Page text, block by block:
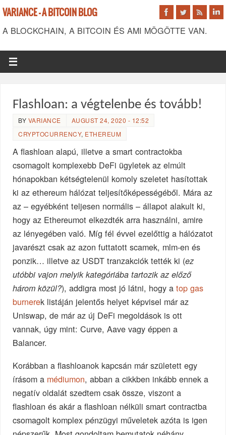
VARIANCE - A BITCOIN BLOG
A BLOCKCHAIN, A BITCOIN ÉS AMI MÖGÖTTE VAN.
Flashloan: a végtelenbe és tovább!
BY VARIANCE
AUGUST 24, 2020 - 12:52
CRYPTOCURRENCY, ETHEREUM
A flashloan alapú, illetve a smart contractokba
csomagolt komplexebb DeFi ügyletek az elmúlt
hónapokban kétségtelenül komoly szeletet hasítottak
ki az ethereum hálózat teljesítőképességéből. Mára az
az – egyébként teljesen normális – állapot alakult ki,
hogy az Ethereumot elkezdték arra használni, amire
az lényegében való. Míg fél évvel ezelőttig a hálózatot
javarészt csak az azon futtatott scamek, mlm-en és
ponzik… illetve az USDT tranzakciók tették ki (ez
utóbbi vajon melyik kategóriába tartozik az előző
három közül?), addigra most jó látni, hogy atop gas
burnerek listáján jelentős helyet képvisel már az
Uniswap, de már az új DeFi megoldások is ott
vannak, úgy mint: Curve, Aave vagy éppen a
Balancer.
Korábban a flashloanok kapcsán már született egy
írásom a médiumon, abban a cikkben inkább ennek a
negatív oldalát szedtem csak össze, viszont a
flashloan és akár a flashloan nélküli smart contractba
csomagolt komplex pénzügyi műveletek azóta is igen